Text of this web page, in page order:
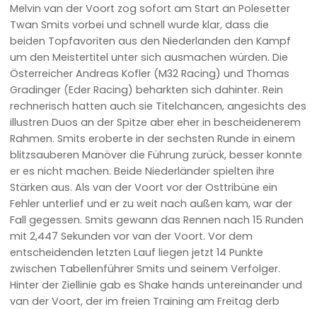
Melvin van der Voort zog sofort am Start an Polesetter
Twan Smits vorbei und schnell wurde klar, dass die
beiden Topfavoriten aus den Niederlanden den Kampf
um den Meistertitel unter sich ausmachen würden. Die
Österreicher Andreas Kofler (M32 Racing) und Thomas
Gradinger (Eder Racing) beharkten sich dahinter. Rein
rechnerisch hatten auch sie Titelchancen, angesichts des
illustren Duos an der Spitze aber eher in bescheidenerem
Rahmen. Smits eroberte in der sechsten Runde in einem
blitzsauberen Manöver die Führung zurück, besser konnte
er es nicht machen. Beide Niederländer spielten ihre
Stärken aus. Als van der Voort vor der Osttribüne ein
Fehler unterlief und er zu weit nach außen kam, war der
Fall gegessen. Smits gewann das Rennen nach 15 Runden
mit 2,447 Sekunden vor van der Voort. Vor dem
entscheidenden letzten Lauf liegen jetzt 14 Punkte
zwischen Tabellenführer Smits und seinem Verfolger.
Hinter der Ziellinie gab es Shake hands untereinander und
van der Voort, der im freien Training am Freitag derb